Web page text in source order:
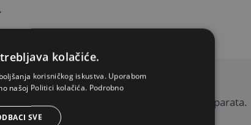
Za koje aparate
Prikladno za sve vrste šišaćih aparata.
kolačiće.
korisničkog iskustva. Uporabom
našoj Politici kolačića. Podrobno
SVE